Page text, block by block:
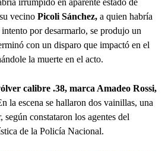
irrumpido en aparente estado de
vecino Picoli Sánchez, a quien habría
por desarmarlo, se produjo un
con un disparo que impactó en el
la muerte en el acto.
calibre .38, marca Amadeo Rossi,
la escena se hallaron dos vainillas, una
constataron los agentes del
de la Policía Nacional.